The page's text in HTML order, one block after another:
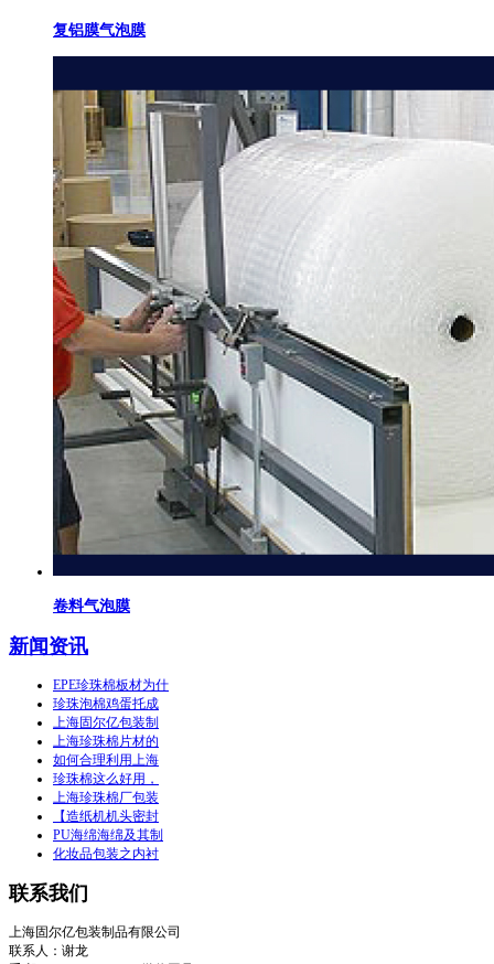
复铝膜气泡膜
卷料气泡膜
新闻资讯
EPE珍珠棉板材为什
珍珠泡棉鸡蛋托成
上海固尔亿包装制
上海珍珠棉片材的
如何合理利用上海
珍珠棉这么好用，
上海珍珠棉厂包装
【造纸机机头密封
PU海绵海绵及其制
化妆品包装之内衬
联系我们
上海固尔亿包装制品有限公司
联系人：谢龙